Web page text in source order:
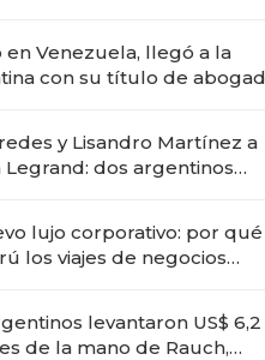
en Venezuela, llegó a la
con su título de
"fast premium"
y Lisandro Martínez a
Legrand: dos argentinos
lujo corporativo: por qué
los viajes de negocios
levantaron US$ 6,2
de la mano de Rauch,